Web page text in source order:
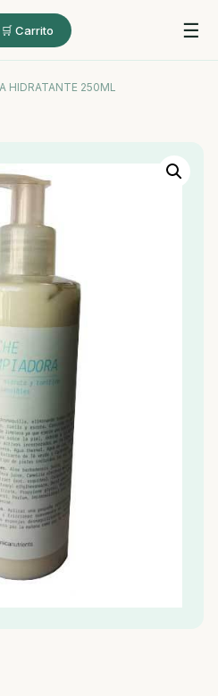
🛒 Carrito ☰
HIDRATANTE 250ML